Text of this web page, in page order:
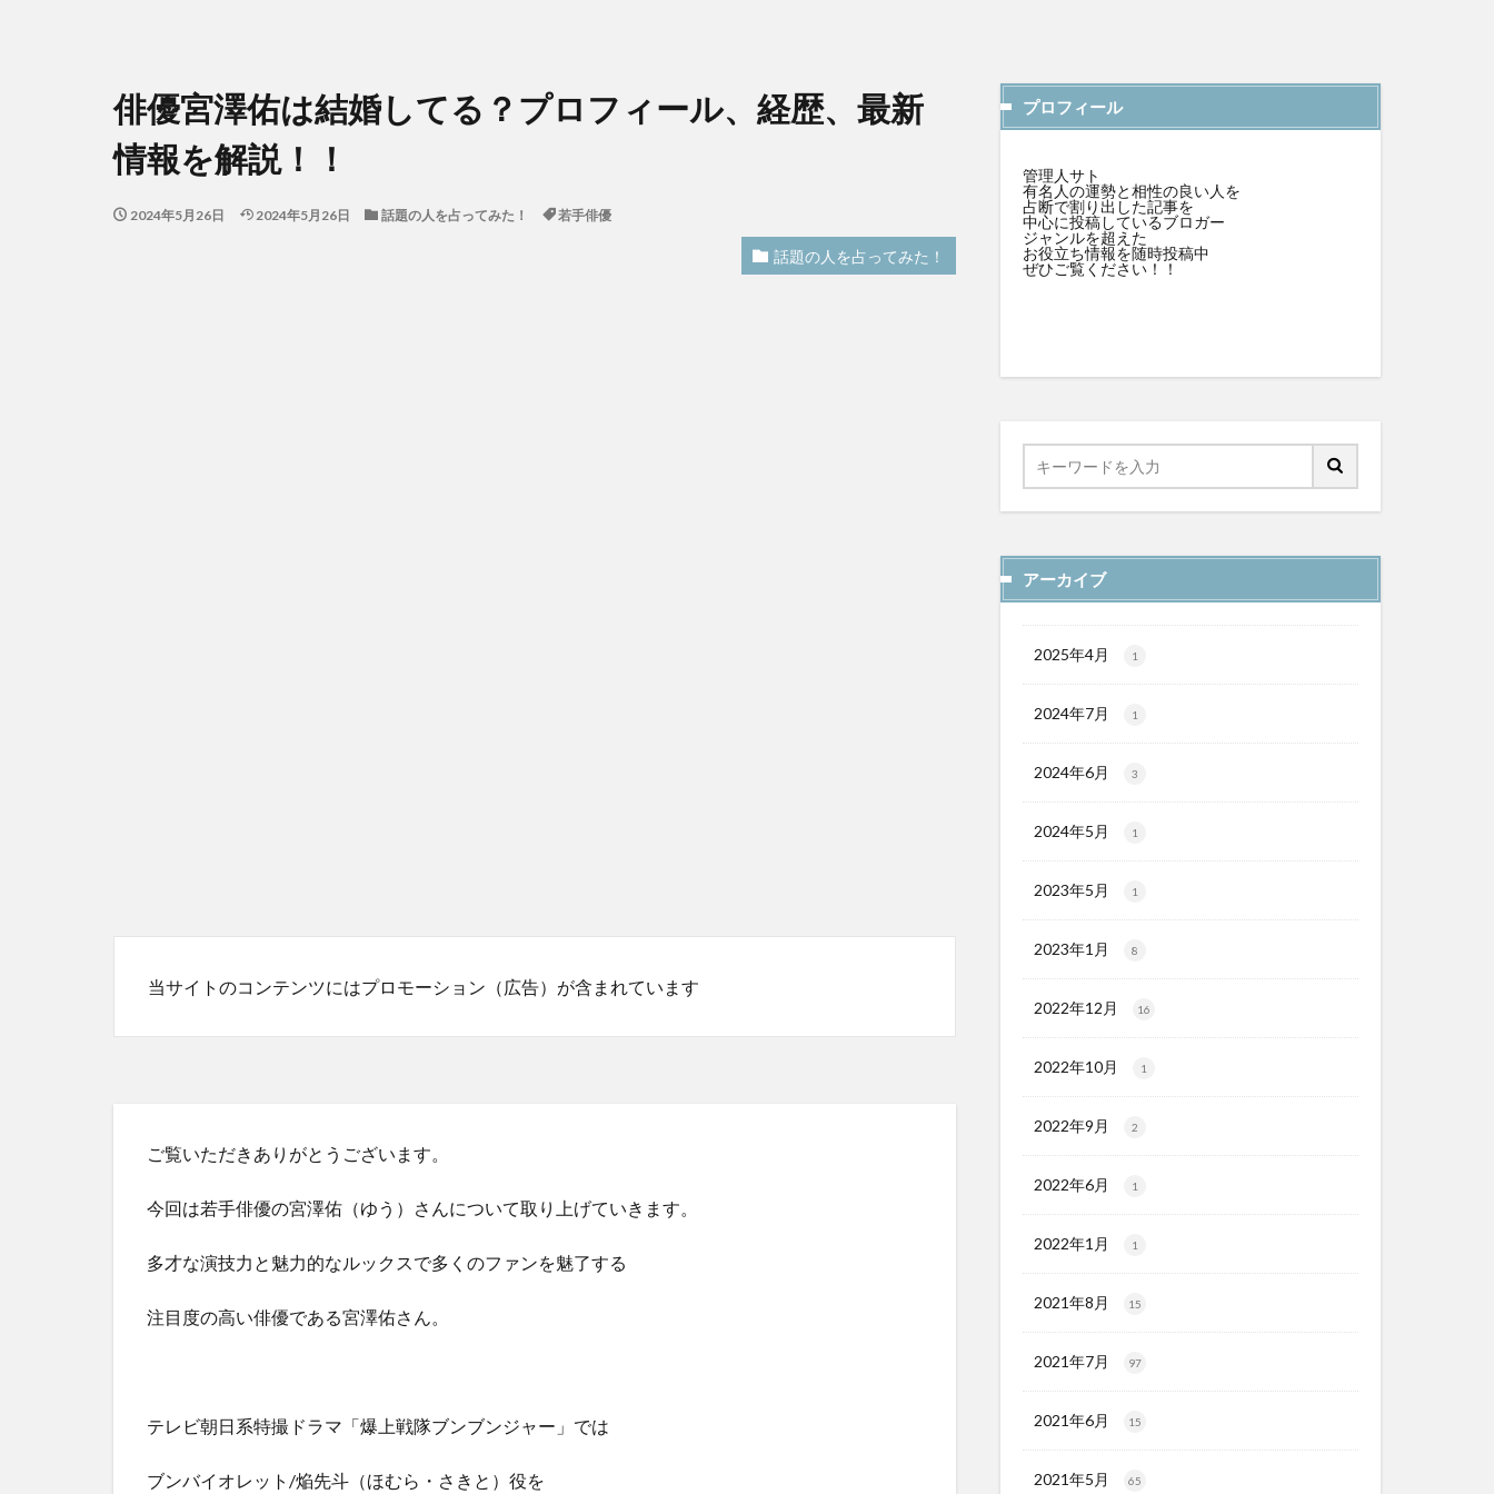
俳優宮澤佑は結婚してる？プロフィール、経歴、最新
情報を解説！！
2024年5月26日 2024年5月26日 話題の人を占ってみた！ 若手俳優
話題の人を占ってみた！
当サイトのコンテンツにはプロモーション（広告）が含まれています
ご覧いただきありがとうございます。
今回は若手俳優の宮澤佑（ゆう）さんについて取り上げていきます。
多才な演技力と魅力的なルックスで多くのファンを魅了する
注目度の高い俳優である宮澤佑さん。
テレビ朝日系特撮ドラマ「爆上戦隊ブンブンジャー」では
ブンバイオレット/焔先斗（ほむら・さきと）役を
プロフィール
管理人サト
有名人の運勢と相性の良い人を
占断で割り出した記事を
中心に投稿しているブロガー
ジャンルを超えた
お役立ち情報を随時投稿中
ぜひご覧ください！！
アーカイブ
2025年4月 1
2024年7月 1
2024年6月 3
2024年5月 1
2023年5月 1
2023年1月 8
2022年12月 16
2022年10月 1
2022年9月 2
2022年6月 1
2022年1月 1
2021年8月 15
2021年7月 97
2021年6月 15
2021年5月 65